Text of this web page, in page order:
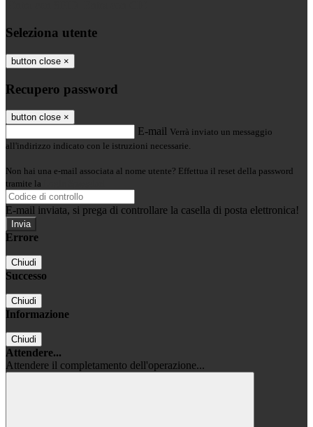
Seleziona utente
button close ×
Recupero password
button close ×
E-mail Verrà inviato un messaggio
all'indirizzo indicato con le istruzioni necessarie.
Non hai una e-mail associata al nome utente? Effettua il reset della password
tramite la
E-mail inviata, si prega di controllare la casella di posta elettronica!
Errore
Chiudi
Successo
Chiudi
Informazione
Chiudi
Attendere...
Attendere il completamento dell'operazione...